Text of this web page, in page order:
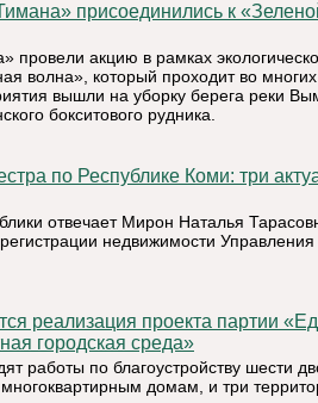
провели акцию в рамках
волна», который проходит во многих
вышли на уборку берега реки
бокситового рудника.
отвечает Мирон Наталья
недвижимости Управления
городская среда»
работы по благоустройству шести
домам, и три